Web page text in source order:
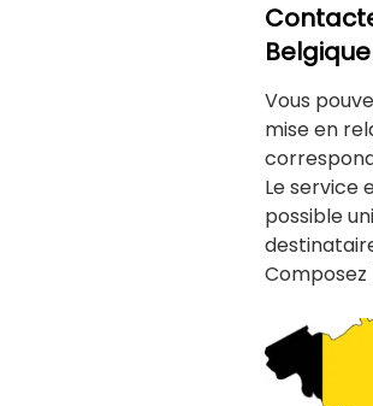
Vous
mise en
Le service
possible
Composez